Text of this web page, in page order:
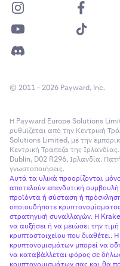
© 2011 - 2026 Payward, Inc.
Η Payward Europe Solutions
ρυθμίζεται από την Κεντρική
Solutions Limited, με την
Κεντρική Τράπεζα της
Dublin, D02 R296, Ιρλανδία.
γνωστοποιήσεις.
Αυτά τα υλικά προορίζονται
αποτελούν επενδυτική
προϊόντα ή σύσταση ή
οποιουδήποτε
στρατηγική συναλλαγών. Η
να αυξήσει ή να μειώσει την
κρυπτοστοιχείου που
κρυπτονομισμάτων μπορεί να
να καταβάλλεται φόρος σε